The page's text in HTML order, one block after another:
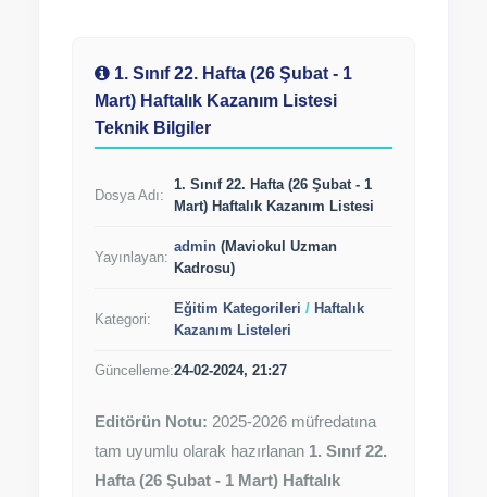
1. Sınıf 22. Hafta (26 Şubat - 1
Mart) Haftalık Kazanım Listesi
Teknik Bilgiler
Dosya Adı:
1. Sınıf 22. Hafta (26 Şubat - 1
Mart) Haftalık Kazanım Listesi
Yayınlayan:
admin (Maviokul Uzman
Kadrosu)
Kategori:
Eğitim Kategorileri / Haftalık
Kazanım Listeleri
Güncelleme:24-02-2024, 21:27
Editörün Notu: 2025-2026 müfredatına
tam uyumlu olarak hazırlanan 1. Sınıf 22.
Hafta (26 Şubat - 1 Mart) Haftalık